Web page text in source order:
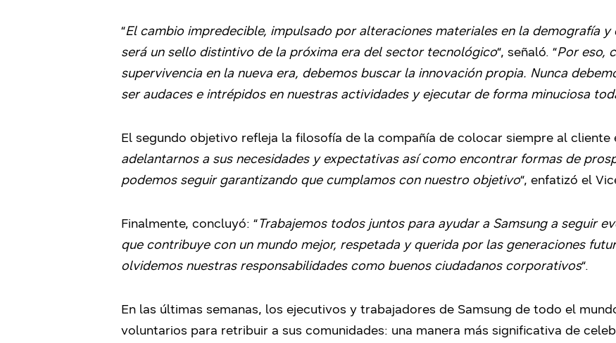
“El cambio impredecible, impulsado por alteraciones materiales en la demografía
será un sello distintivo de la próxima era del sector tecnológico“, señaló. “Por eso,
supervivencia en la nueva era, debemos buscar la innovación propia. Nunca
ser audaces e intrépidos en nuestras actividades y ejecutar de forma minuciosa
El segundo objetivo refleja la filosofía de la compañía de colocar siempre al cliente
adelantarnos a sus necesidades y expectativas así como encontrar formas de
podemos seguir garantizando que cumplamos con nuestro objetivo“, enfatizó el
Finalmente, concluyó: “Trabajemos todos juntos para ayudar a Samsung a seguir
que contribuye con un mundo mejor, respetada y querida por las generaciones
olvidemos nuestras responsabilidades como buenos ciudadanos corporativos“.
En las últimas semanas, los ejecutivos y trabajadores de Samsung de todo el
voluntarios para retribuir a sus comunidades: una manera más significativa de